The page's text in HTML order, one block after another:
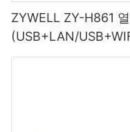
ZYWELL ZY-H861
(USB+LAN/